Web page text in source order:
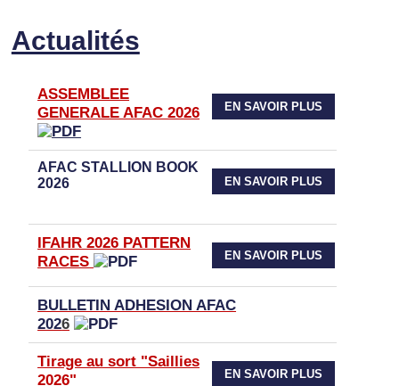
Actualités
ASSEMBLEE
GENERALE AFAC 2026
EN SAVOIR PLUS
AFAC STALLION BOOK
2026
EN SAVOIR PLUS
IFAHR 2026 PATTERN
RACES
EN SAVOIR PLUS
BULLETIN ADHESION AFAC
2026
Tirage au sort "Saillies
2026"
EN SAVOIR PLUS